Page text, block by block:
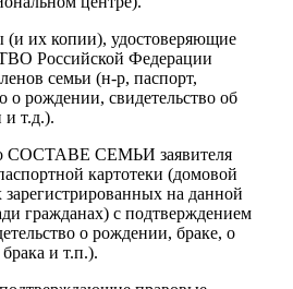
(и их копии), удостоверяющие
Российской Федерации
семьи (н-р, паспорт,
о рождении, свидетельство об
т.д.).
СОСТАВЕ СЕМЬИ заявителя
картотеки (домовой
зарегистрированных на данной
гражданах) с подтверждением
о рождении, браке, о
и т.п.).